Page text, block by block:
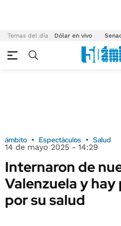
Temas del día Dólar en vivo
ámbito Espectáculos Salud
14 de mayo 2025 - 14:29
Internaron de
Valenzuela y
por su salud